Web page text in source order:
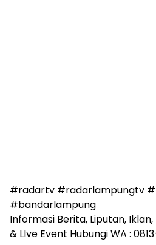
#radartv #radarlampungtv
#bandarlampung
Informasi Berita, Liputan,
& LIve Event Hubungi WA :